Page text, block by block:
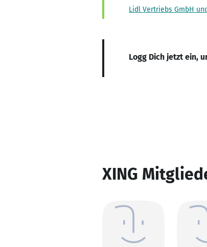
Lidl Vertriebs GmbH
Logg Dich jetzt ein,
XING